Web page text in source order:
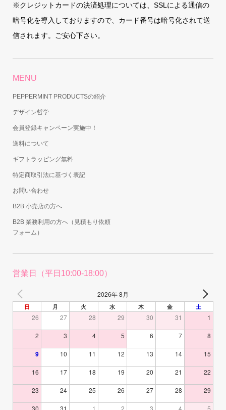
※クレジットカードの決済処理については、SSLによる通信の
暗号化を導入しておりますので、カード番号は暗号化されて送
信されます。ご安心下さい。
MENU
PEPPERMINT PRODUCTSの紹介
デザイン哲学
会員登録キャンペーン実施中！
送料について
ギフトラッピング無料
特定商取引法に基づく表記
お問い合わせ
B2B 小売店の方へ
B2B 業務利用の方へ（見積もり依頼
フォーム）
営業日（平日10:00-18:00）
2026年 8月
日 月 火 水 木 金 土
26 27 28 29 30 31 1
2 3 4 5 6 7 8
9 10 11 12 13 14 15
16 17 18 19 20 21 22
23 24 25 26 27 28 29
30 31 1 2 3 4 5